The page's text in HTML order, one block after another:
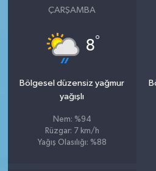
ÇARŞAMBA
8°
Bölgesel düzensiz yağmur
yağışlı
Nem: %94
Rüzgar: 7 km/h
Yağış Olasılığı: %88